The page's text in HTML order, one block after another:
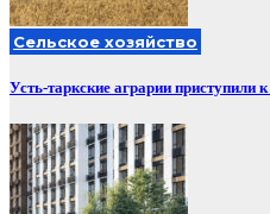
Сельское хозяйство
Усть-таркские аграрии приступили